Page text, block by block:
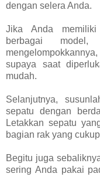
dengan selera Anda.
Jika Anda
berbagai
supaya saat
mudah.
Selanjutnya,
sepatu dengan
Letakkan sepatu
bagian rak yang
Begitu juga
sering Anda pakai